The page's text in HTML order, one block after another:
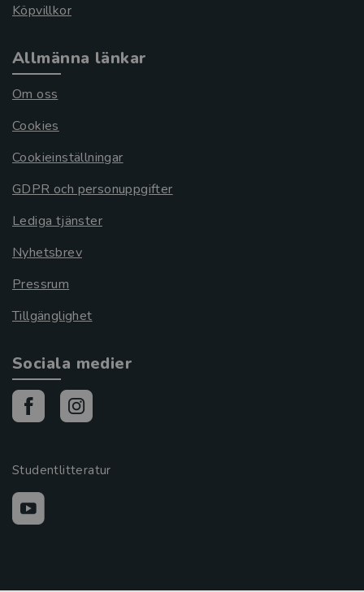
Köpvillkor
Allmänna länkar
Om oss
Cookies
Cookieinställningar
GDPR och personuppgifter
Lediga tjänster
Nyhetsbrev
Pressrum
Tillgänglighet
Sociala medier
Studentlitteratur